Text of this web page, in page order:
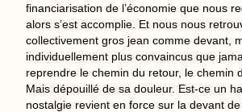
financiarisation de l’économie que nous
alors s’est accomplie. Et nous nous
collectivement gros jean comme devant,
individuellement plus convaincus que
reprendre le chemin du retour, le chemin
Mais dépouillé de sa douleur. Est-ce un
nostalgie revient en force sur la devant